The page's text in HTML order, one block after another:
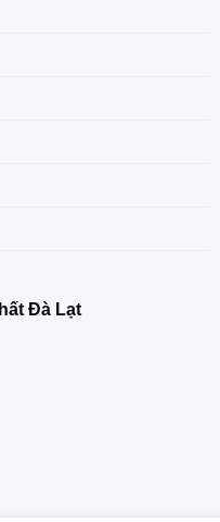
Đà Lạt